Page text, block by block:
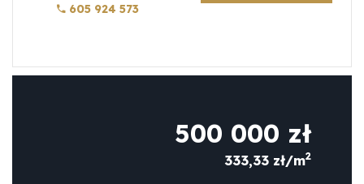
605 924 573
500 000 zł
333,33 zł/m2